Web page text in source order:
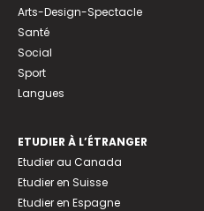
Arts-Design-Spectacle
Santé
Social
Sport
Langues
ETUDIER À L’ÉTRANGER
Etudier au Canada
Etudier en Suisse
Etudier en Espagne